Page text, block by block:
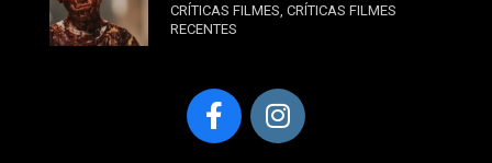
CRÍTICAS FILMES CRÍTICAS FILMES
RECENTES